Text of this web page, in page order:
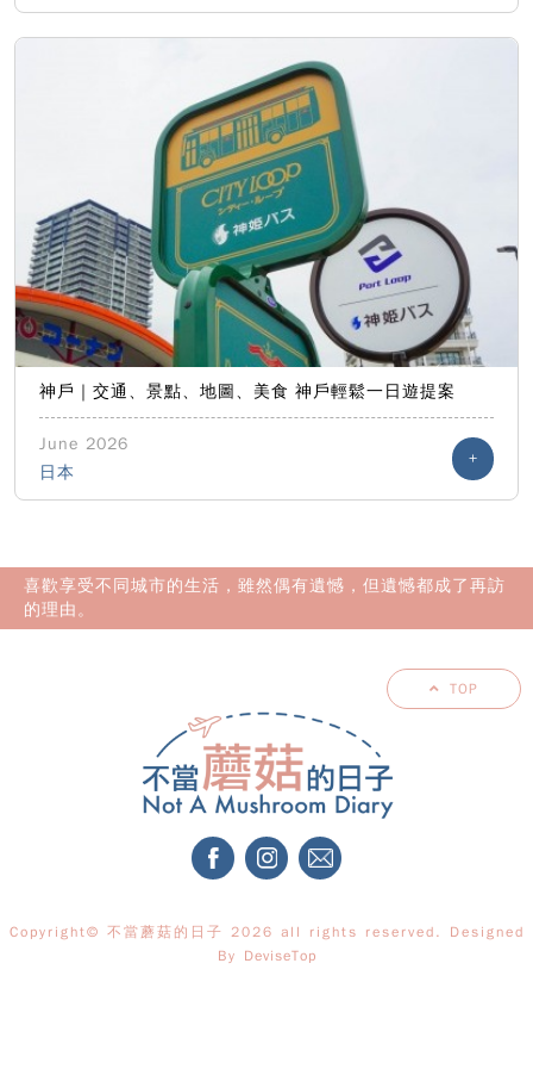
神戶｜交通、景點、地圖、美食 神戶輕鬆一日遊提案
June 2026
日本
+
喜歡享受不同城市的生活，雖然偶有遺憾，但遺憾都成了再訪
的理由。
TOP
Copyright© 不當蘑菇的日子 2026 all rights reserved. Designed
By DeviseTop